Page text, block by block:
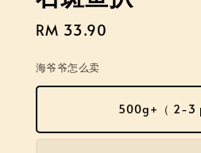
Regular
RM 33.90
海爷爷怎么卖
500g+（ 2-3